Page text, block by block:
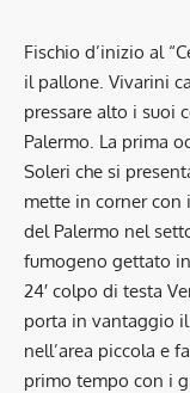
Fischio d’inizio al
il pallone. Vivarini
pressare alto i suoi
Palermo. La prima
Soleri che si
mette in corner
del Palermo nel
fumogeno gettato
24′ colpo di testa
porta in vantaggio
nell’area piccola e
primo tempo con i